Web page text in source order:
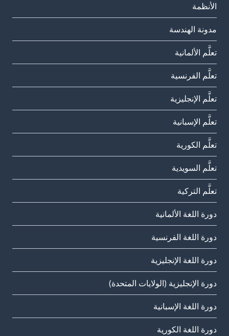
الأنظمة
مدونة الهندسة
تعلَّم الألمانية
تعلَّم الفرنسية
تعلَّم الإنجليزية
تعلَّم الإسبانية
تعلَّم الكورية
تعلَّم السويدية
تعلَّم التركية
دورة اللغة الألمانية
دورة اللغة الفرنسية
دورة اللغة الإنجليزية
دورة الإنجليزية (الولايات المتحدة)
دورة اللغة الإسبانية
دورة اللغة الكورية